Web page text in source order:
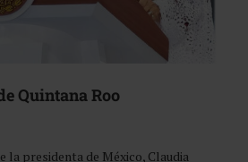
Quintana Roo
la presidenta de México, Claudia